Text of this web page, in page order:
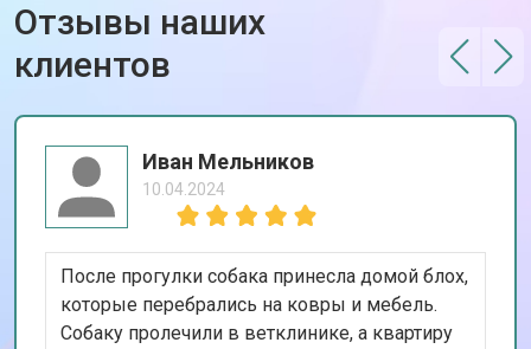
Отзывы наших
клиентов
Иван Мельников
10.04.2024
После прогулки собака принесла домой блох,
которые перебрались на ковры и мебель.
Собаку пролечили в ветклинике, а квартиру